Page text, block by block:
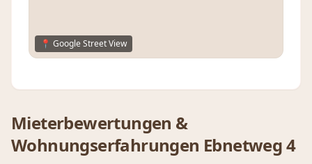
📍 Google Street View
Mieterbewertungen &
Wohnungserfahrungen Ebnetweg 4